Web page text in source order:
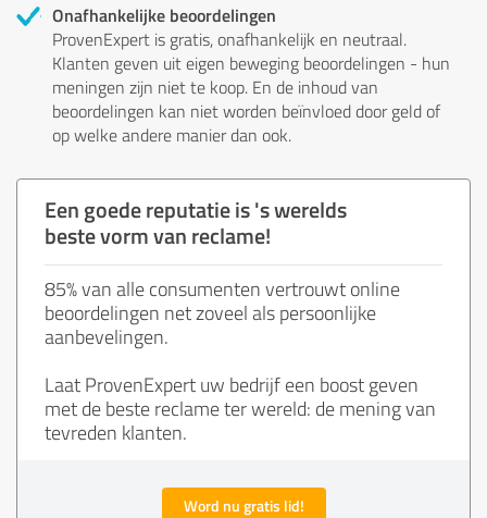
Onafhankelijke beoordelingen
ProvenExpert is gratis, onafhankelijk en neutraal.
Klanten geven uit eigen beweging beoordelingen - hun
meningen zijn niet te koop. En de inhoud van
beoordelingen kan niet worden beïnvloed door geld of
op welke andere manier dan ook.
Een goede reputatie is 's werelds
beste vorm van reclame!
85% van alle consumenten vertrouwt online
beoordelingen net zoveel als persoonlijke
aanbevelingen.
Laat ProvenExpert uw bedrijf een boost geven
met de beste reclame ter wereld: de mening van
tevreden klanten.
Word nu gratis lid!